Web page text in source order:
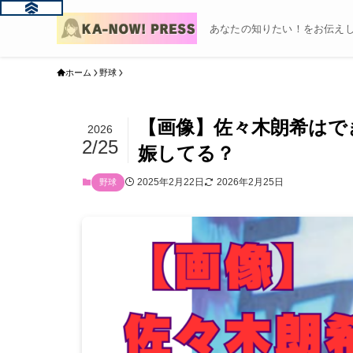
あなたの知りたい！をお伝え
ホーム 野球
【画像】佐々木朗希は
娠してる？
2026
2/25
野球 2025年2月22日 2026年2月25日